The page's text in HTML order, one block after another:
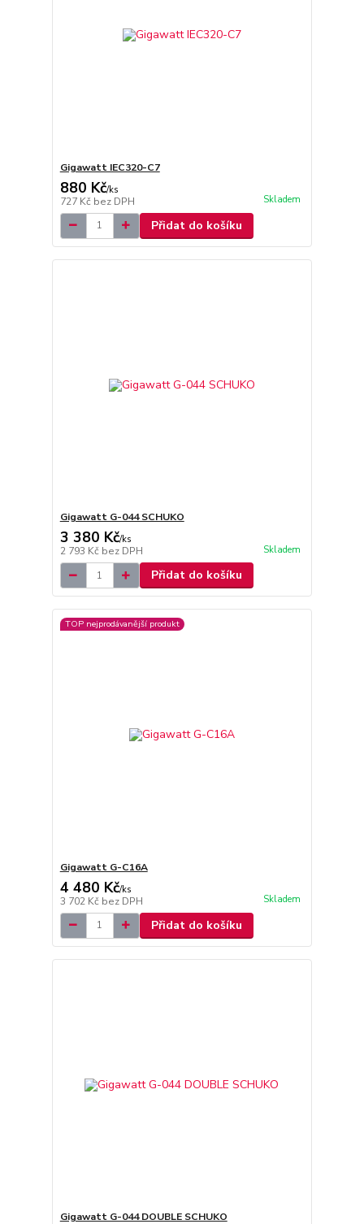
Gigawatt IEC320-C7
880 Kč/ks
727 Kč bez DPH Skladem
Přidat do košíku
Gigawatt G-044 SCHUKO
3 380 Kč/ks
2 793 Kč bez DPH Skladem
Přidat do košíku
TOP nejprodávanější produkt
Gigawatt G-C16A
4 480 Kč/ks
3 702 Kč bez DPH Skladem
Přidat do košíku
Gigawatt G-044 DOUBLE SCHUKO